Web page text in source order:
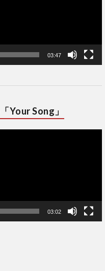
03:47
Your Song」
03:02